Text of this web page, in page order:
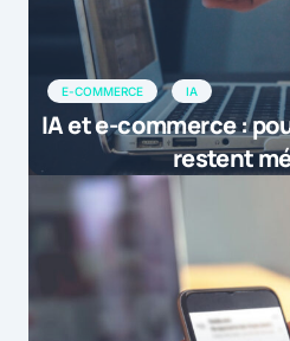
E-COMMERCE IA
IA et e-commerce :
restent